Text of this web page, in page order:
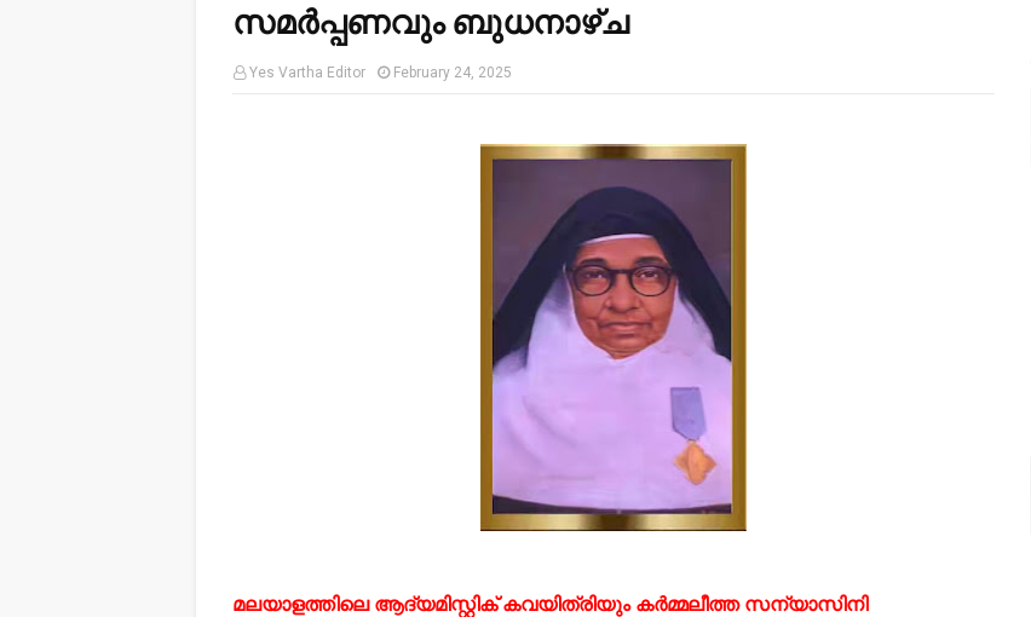
സമര്‍പ്പണവും ബുധനാഴ്ച
Yes Vartha Editor February 24, 2025
മലയാളത്തിലെ ആദ്യമിസ്റ്റിക് കവയിത്രിയും കര്‍മ്മലീത്ത സന്യാസിനി